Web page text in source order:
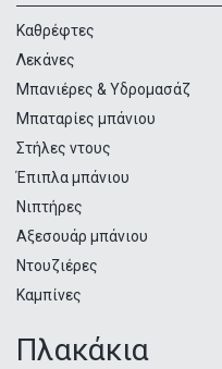
προϊόντων
Καθρέφτες
Λεκάνες
Μπανιέρες & Υδρομασάζ
Μπαταρίες μπάνιου
Στήλες ντους
Έπιπλα μπάνιου
Νιπτήρες
Αξεσουάρ μπάνιου
Ντουζιέρες
Καμπίνες
Πλακάκια